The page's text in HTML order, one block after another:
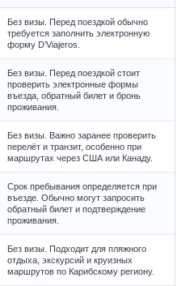
Без визы. Перед поездкой обычно
требуется заполнить электронную
форму D’Viajeros.
Без визы. Перед поездкой стоит
проверить электронные формы
въезда, обратный билет и бронь
проживания.
Без визы. Важно заранее проверить
перелёт и транзит, особенно при
маршрутах через США или Канаду.
Срок пребывания определяется при
въезде. Обычно могут запросить
обратный билет и подтверждение
проживания.
Без визы. Подходит для пляжного
отдыха, экскурсий и круизных
маршрутов по Карибскому региону.